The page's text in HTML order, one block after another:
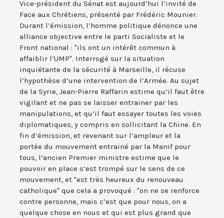
Vice-président du Sénat est aujourd’hui l’invité de
Face aux Chrétiens, présenté par Frédéric Mounier.
Durant l’émission, l’homme politique dénonce une
alliance objective entre le parti Socialiste et le
Front national : "ils ont un intérêt commun à
affaiblir l’UMP". Interrogé sur la situation
inquiétante de la sécurité à Marseille, il récuse
l’hypothèse d’une intervention de l’Armée. Au sujet
de la Syrie, Jean-Pierre Raffarin estime qu’il faut être
vigilant et ne pas se laisser entrainer par les
manipulations, et qu’il faut essayer toutes les voies
diplomatiques, y compris en sollicitant la Chine. En
fin d’émission, et revenant sur l’ampleur et la
portée du mouvement entrainé par la Manif pour
tous, l’ancien Premier ministre estime que le
pouvoir en place s’est trompé sur le sens de ce
mouvement, et "est très heureux du renouveau
catholique" que cela a provoqué : "on ne se renforce
contre personne, mais c’est que pour nous, on a
quelque chose en nous et qui est plus grand que